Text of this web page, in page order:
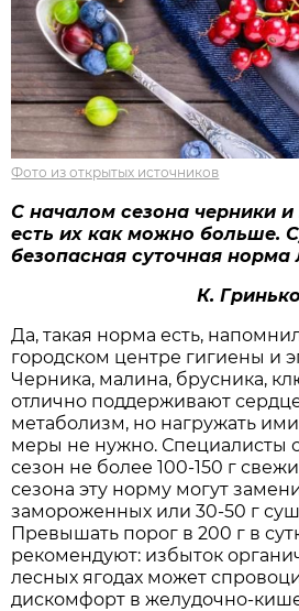
Фото из открытых источников
С началом сезона черники
есть их как можно больше.
безопасная суточная норма
К.
Да, такая норма есть,
городском центре гигиены и
Черника, малина, брусника,
отлично поддерживают
метаболизм, но нагружать
меры не нужно. Специалисты
сезон не более 100-150 г
сезона эту норму могут
замороженных или 30-50 г
Превышать порог в 200 г в
рекомендуют: избыток
лесных ягодах может
дискомфорт в желудочно-